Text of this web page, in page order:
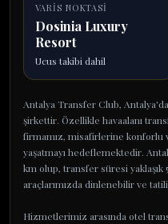
VARIS NOKTASI
Dosinia Luxury
Resort
Ucus takibi dahil
Antalya Transfer Club,
şirkettir. Özellikle havaalanı
firmamız, misafirlerine
yaşatmayı hedeflemektedir.
km olup, transfer süresi yaklaşık
araçlarımızda dinlenebilir ve
Hizmetlerimiz arasında otel